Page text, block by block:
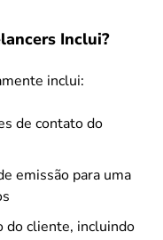
Inclui?
inclui:
de contato do
emissão para uma
do cliente, incluindo